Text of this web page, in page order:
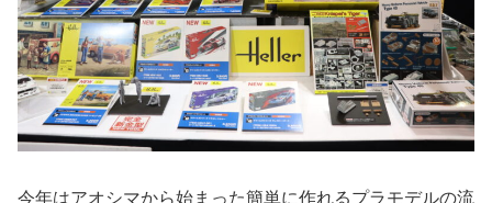
今年はアオシマから始まった簡単に作れるプラモデルの流